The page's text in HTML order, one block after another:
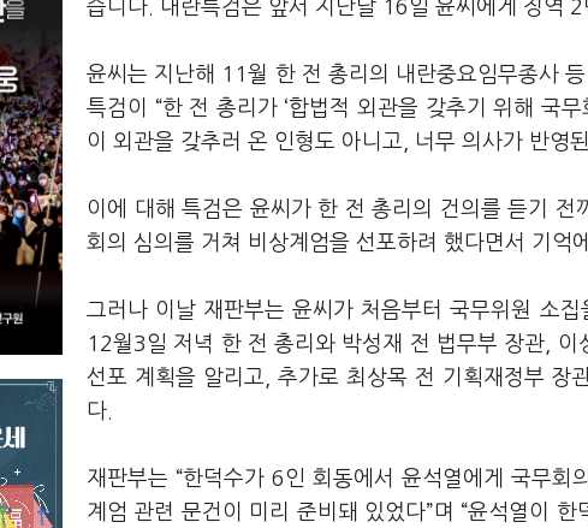
습니다. 내란특검은 앞서 지난달 16일 윤씨에게 징역 2
윤씨는 지난해 11월 한 전 총리의 내란중요임무종사
특검이 “한 전 총리가 ‘합법적 외관을 갖추기 위해 국
이 외관을 갖추러 온 인형도 아니고, 너무 의사가 반영
이에 대해 특검은 윤씨가 한 전 총리의 건의를 듣기
회의 심의를 거쳐 비상계엄을 선포하려 했다면서 기
그러나 이날 재판부는 윤씨가 처음부터 국무위원 소
12월3일 저녁 한 전 총리와 박성재 전 법무부 장관,
선포 계획을 알리고, 추가로 최상목 전 기획재정부 장
다.
재판부는 “한덕수가 6인 회동에서 윤석열에게 국무
계엄 관련 문건이 미리 준비돼 있었다”며 “윤석열이